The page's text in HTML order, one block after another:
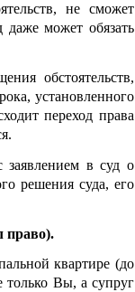
не сможет
может обязать
обстоятельств,
установленного
переход права
заявлением в суд о
решения суда, его
право).
квартире (до
только Вы, а супруг